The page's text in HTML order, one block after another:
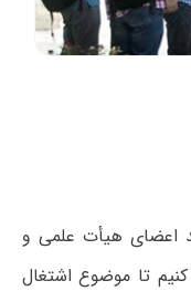
اعضای هیأت علمی و
تا موضوع اشتغال